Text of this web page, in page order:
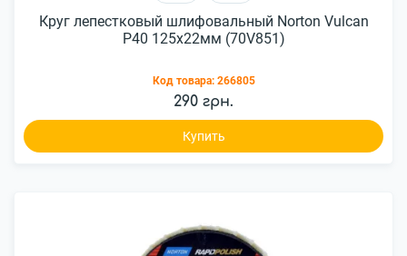
Круг лепестковый шлифовальный Norton Vulcan
Р40 125x22мм (70V851)
Код товара: 266805
290 грн.
Купить